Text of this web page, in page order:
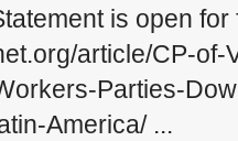
is open
article/CP-
Parties-
America/ ...